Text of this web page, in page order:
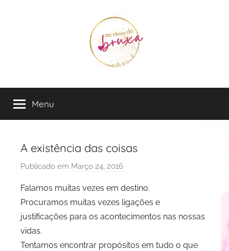
Judite
B
Rezende
the
Flow
Menu
A existência das coisas
Publicado em Março 24, 2016
r
J
u
i
Falamos muitas vezes em destino.
Procuramos muitas vezes ligações e
justificações para os acontecimentos nas nossas
vidas.
Tentamos encontrar propósitos em tudo o que